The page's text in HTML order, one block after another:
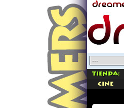
Tienda:
cine